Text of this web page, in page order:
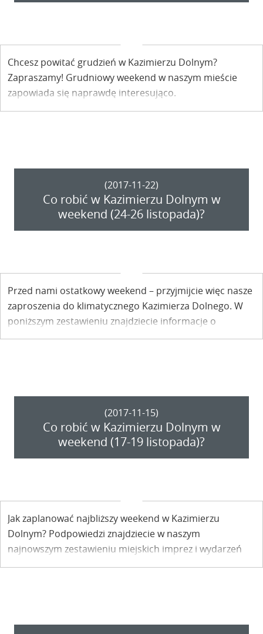
Chcesz powitać grudzień w Kazimierzu Dolnym?
Zapraszamy! Grudniowy weekend w naszym mieście
zapowiada się naprawdę interesująco.
(2017-11-22)
Co robić w Kazimierzu Dolnym w
weekend (24-26 listopada)?
Przed nami ostatkowy weekend – przyjmijcie więc nasze
zaproszenia do klimatycznego Kazimierza Dolnego. W
poniższym zestawieniu znajdziecie informacje o
wydarzeniach i imprezach, które zostały zaplanowane
(2017-11-15)
Co robić w Kazimierzu Dolnym w
weekend (17-19 listopada)?
Jak zaplanować najbliższy weekend w Kazimierzu
Dolnym? Podpowiedzi znajdziecie w naszym
najnowszym zestawieniu miejskich imprez i wydarzeń
kulturalnych.